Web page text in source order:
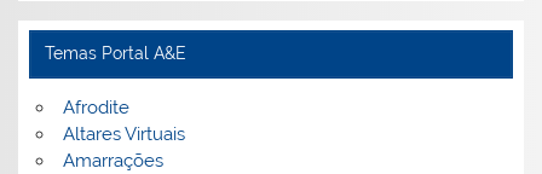
Temas Portal A&E
Afrodite
Altares Virtuais
Amarrações